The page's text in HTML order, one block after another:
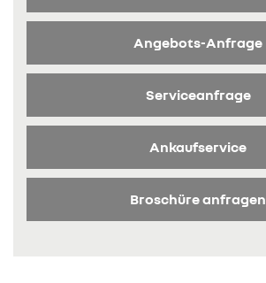
Angebots-Anfrage
Serviceanfrage
Ankaufservice
Broschüre anfragen